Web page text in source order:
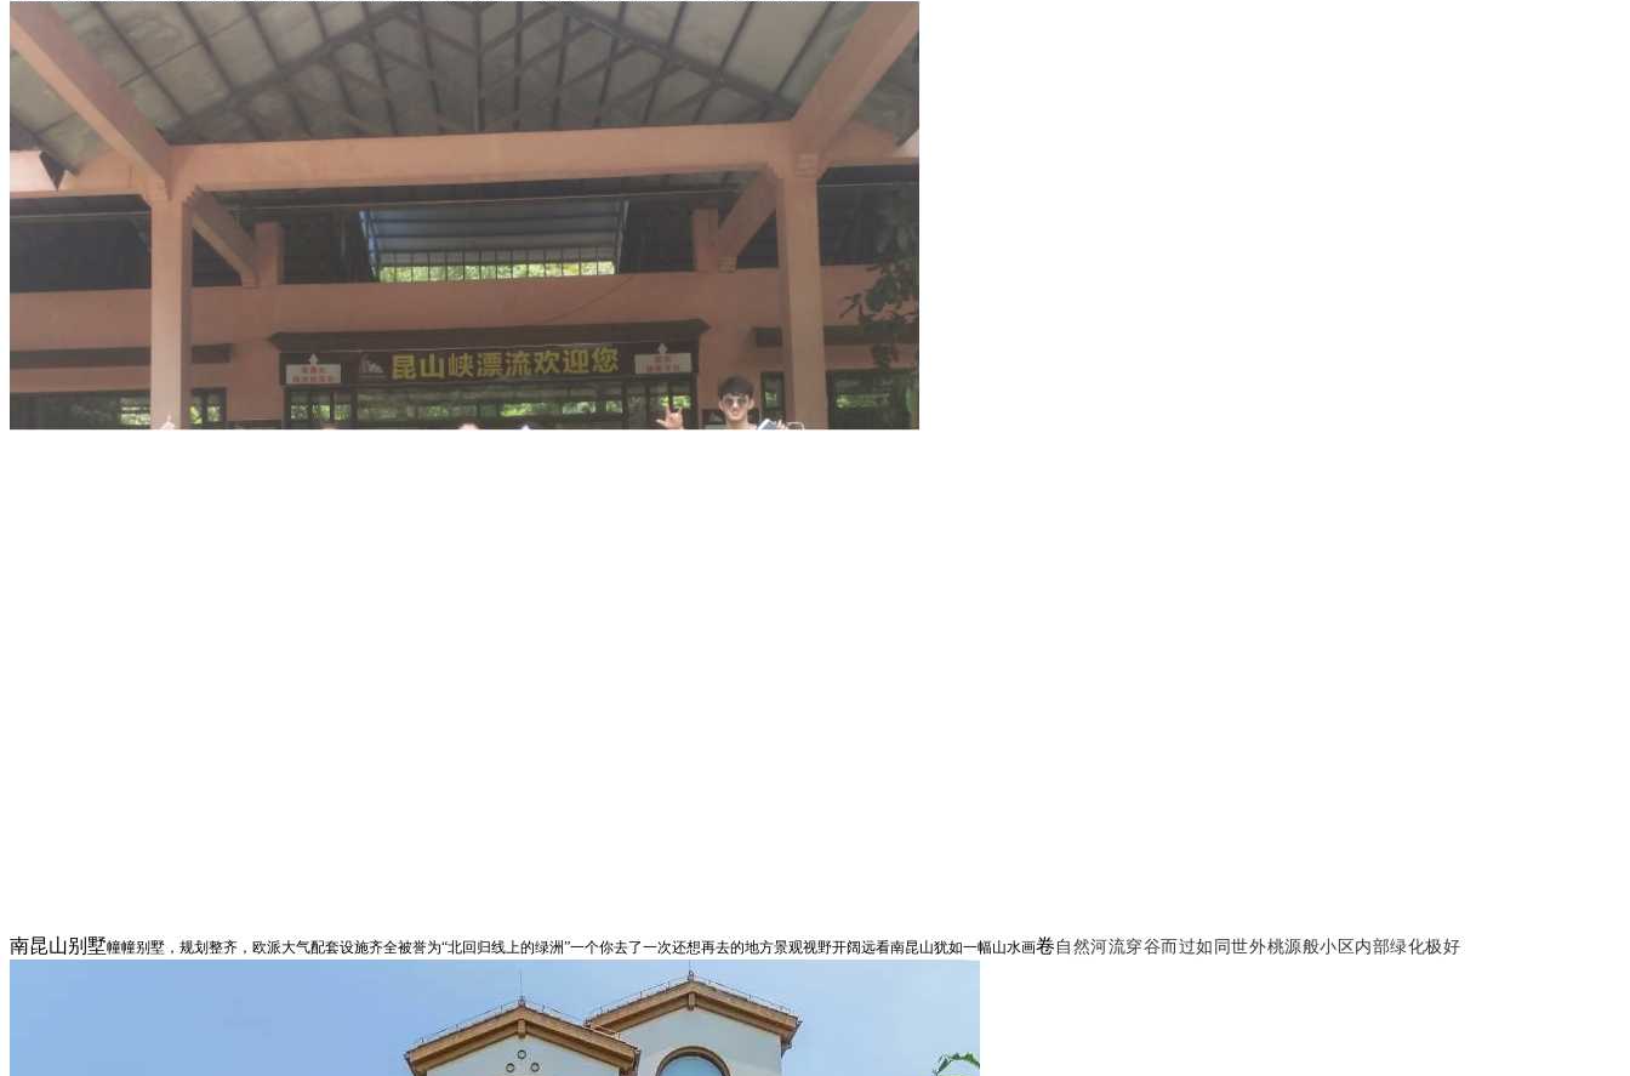
南昆山别墅幢幢别墅，规划整齐，欧派大气配套设施齐全被誉为“北回归线上的绿洲”一个你去了一次还想再去的地方景观视野开阔远看南昆山犹如一幅山水画卷自然河流穿谷而过如同世外桃源般小区内部绿化极好